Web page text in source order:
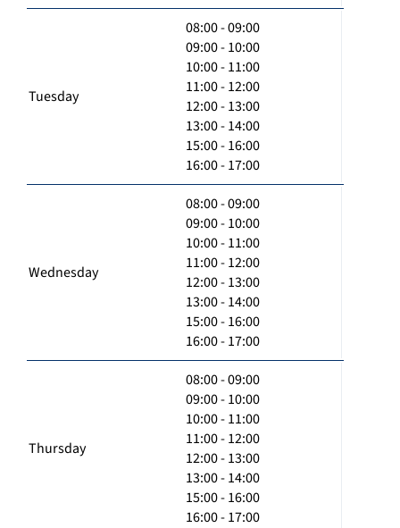
Tuesday
08:00 - 09:00
09:00 - 10:00
10:00 - 11:00
11:00 - 12:00
12:00 - 13:00
13:00 - 14:00
15:00 - 16:00
16:00 - 17:00
Wednesday
08:00 - 09:00
09:00 - 10:00
10:00 - 11:00
11:00 - 12:00
12:00 - 13:00
13:00 - 14:00
15:00 - 16:00
16:00 - 17:00
Thursday
08:00 - 09:00
09:00 - 10:00
10:00 - 11:00
11:00 - 12:00
12:00 - 13:00
13:00 - 14:00
15:00 - 16:00
16:00 - 17:00